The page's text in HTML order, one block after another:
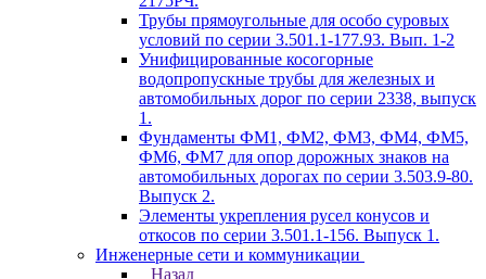
Трубы прямоугольные для особо суровых
условий по серии 3.501.1-177.93. Вып. 1-2
Унифицированные косогорные
водопропускные трубы для железных и
автомобильных дорог по серии 2338, выпуск
1.
Фундаменты ФМ1, ФМ2, ФМ3, ФМ4, ФМ5,
ФМ6, ФМ7 для опор дорожных знаков на
автомобильных дорогах по серии 3.503.9-80.
Выпуск 2.
Элементы укрепления русел конусов и
откосов по серии 3.501.1-156. Выпуск 1.
Инженерные сети и коммуникации
Назад